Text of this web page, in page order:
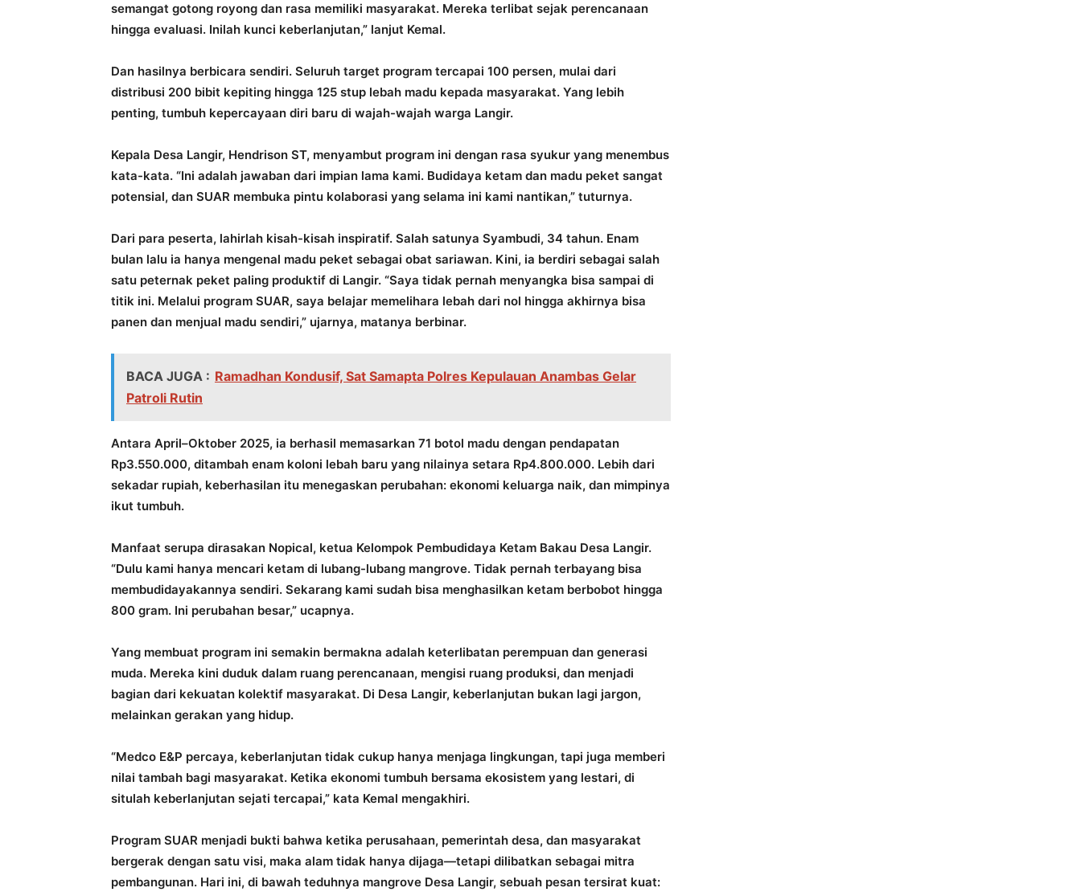
semangat gotong royong dan rasa memiliki masyarakat. Mereka terlibat sejak perencanaan
hingga evaluasi. Inilah kunci keberlanjutan,” lanjut Kemal.
Dan hasilnya berbicara sendiri. Seluruh target program tercapai 100 persen, mulai dari
distribusi 200 bibit kepiting hingga 125 stup lebah madu kepada masyarakat. Yang lebih
penting, tumbuh kepercayaan diri baru di wajah-wajah warga Langir.
Kepala Desa Langir, Hendrison ST, menyambut program ini dengan rasa syukur yang menembus
kata-kata. “Ini adalah jawaban dari impian lama kami. Budidaya ketam dan madu peket sangat
potensial, dan SUAR membuka pintu kolaborasi yang selama ini kami nantikan,” tuturnya.
Dari para peserta, lahirlah kisah-kisah inspiratif. Salah satunya Syambudi, 34 tahun. Enam
bulan lalu ia hanya mengenal madu peket sebagai obat sariawan. Kini, ia berdiri sebagai salah
satu peternak peket paling produktif di Langir. “Saya tidak pernah menyangka bisa sampai di
titik ini. Melalui program SUAR, saya belajar memelihara lebah dari nol hingga akhirnya bisa
panen dan menjual madu sendiri,” ujarnya, matanya berbinar.
BACA JUGA : Ramadhan Kondusif, Sat Samapta Polres Kepulauan Anambas Gelar
Patroli Rutin
Antara April–Oktober 2025, ia berhasil memasarkan 71 botol madu dengan pendapatan
Rp3.550.000, ditambah enam koloni lebah baru yang nilainya setara Rp4.800.000. Lebih dari
sekadar rupiah, keberhasilan itu menegaskan perubahan: ekonomi keluarga naik, dan mimpinya
ikut tumbuh.
Manfaat serupa dirasakan Nopical, ketua Kelompok Pembudidaya Ketam Bakau Desa Langir.
“Dulu kami hanya mencari ketam di lubang-lubang mangrove. Tidak pernah terbayang bisa
membudidayakannya sendiri. Sekarang kami sudah bisa menghasilkan ketam berbobot hingga
800 gram. Ini perubahan besar,” ucapnya.
Yang membuat program ini semakin bermakna adalah keterlibatan perempuan dan generasi
muda. Mereka kini duduk dalam ruang perencanaan, mengisi ruang produksi, dan menjadi
bagian dari kekuatan kolektif masyarakat. Di Desa Langir, keberlanjutan bukan lagi jargon,
melainkan gerakan yang hidup.
“Medco E&P percaya, keberlanjutan tidak cukup hanya menjaga lingkungan, tapi juga memberi
nilai tambah bagi masyarakat. Ketika ekonomi tumbuh bersama ekosistem yang lestari, di
situlah keberlanjutan sejati tercapai,” kata Kemal mengakhiri.
Program SUAR menjadi bukti bahwa ketika perusahaan, pemerintah desa, dan masyarakat
bergerak dengan satu visi, maka alam tidak hanya dijaga—tetapi dilibatkan sebagai mitra
pembangunan. Hari ini, di bawah teduhnya mangrove Desa Langir, sebuah pesan tersirat kuat: